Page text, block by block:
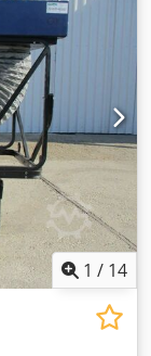
1 / 14